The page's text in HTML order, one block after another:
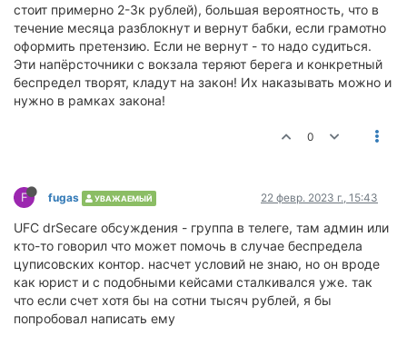
стоит примерно 2-3к рублей), большая вероятность, что в
течение месяца разблокнут и вернут бабки, если грамотно
оформить претензию. Если не вернут - то надо судиться.
Эти напёрсточники с вокзала теряют берега и конкретный
беспредел творят, кладут на закон! Их наказывать можно и
нужно в рамках закона!
0
F fugas УВАЖАЕМЫЙ 22 февр. 2023 г., 15:43
UFC drSecare обсуждения - группа в телеге, там админ или
кто-то говорил что может помочь в случае беспредела
цуписовских контор. насчет условий не знаю, но он вроде
как юрист и с подобными кейсами сталкивался уже. так
что если счет хотя бы на сотни тысяч рублей, я бы
попробовал написать ему